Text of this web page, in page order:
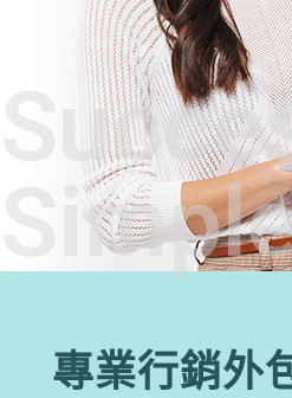
專業行銷外